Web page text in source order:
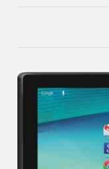
Senseit
Smarty
Snopow